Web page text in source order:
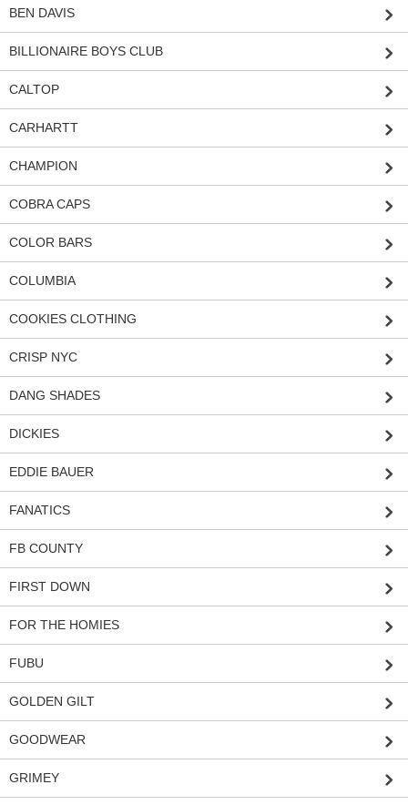
BEN DAVIS
BILLIONAIRE BOYS CLUB
CALTOP
CARHARTT
CHAMPION
COBRA CAPS
COLOR BARS
COLUMBIA
COOKIES CLOTHING
CRISP NYC
DANG SHADES
DICKIES
EDDIE BAUER
FANATICS
FB COUNTY
FIRST DOWN
FOR THE HOMIES
FUBU
GOLDEN GILT
GOODWEAR
GRIMEY